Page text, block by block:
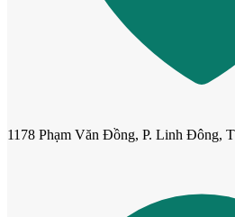
1178 Phạm Văn Đồng, P. Linh Đông,